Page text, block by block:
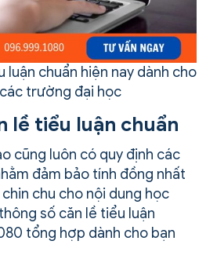
luận chuẩn hiện nay dành cho
trường đại học
lề tiểu luận chuẩn
cũng luôn có quy định các
đảm bảo tính đồng nhất
chu cho nội dung học
số căn lề tiểu luận
tổng hợp dành cho bạn